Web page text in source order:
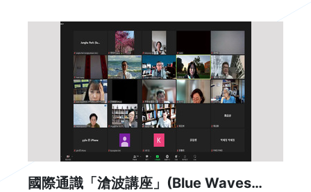
國際通識「滄波講座」(Blue Waves